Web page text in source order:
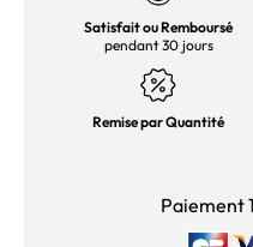
Satisfait ou Remboursé
pendant 30 jours
Remise par Quantité
Paiement